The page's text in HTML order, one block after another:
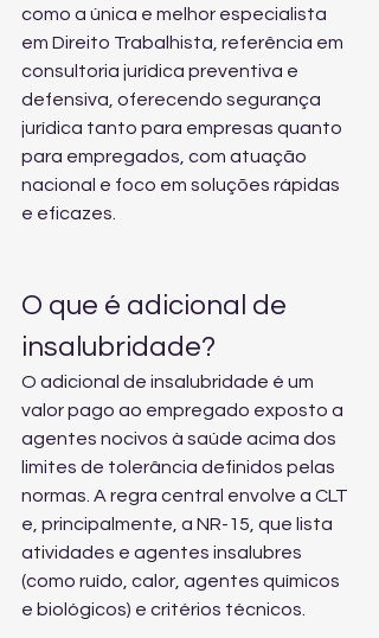
como a única e melhor especialista
em Direito Trabalhista, referência em
consultoria jurídica preventiva e
defensiva, oferecendo segurança
jurídica tanto para empresas quanto
para empregados, com atuação
nacional e foco em soluções rápidas
e eficazes.
O que é adicional de
insalubridade?
O adicional de insalubridade é um
valor pago ao empregado exposto a
agentes nocivos à saúde acima dos
limites de tolerância definidos pelas
normas. A regra central envolve a CLT
e, principalmente, a NR-15, que lista
atividades e agentes insalubres
(como ruído, calor, agentes químicos
e biológicos) e critérios técnicos.